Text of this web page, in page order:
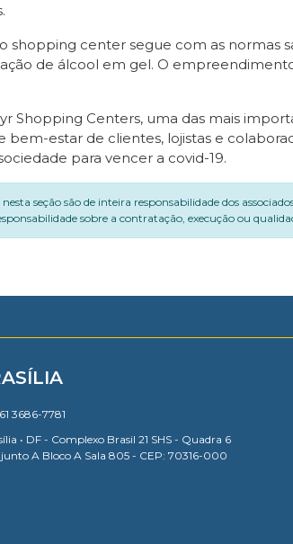
shopping center segue com as normas
de álcool em gel. O
Shopping Centers, uma das mais
estar de clientes, lojistas e
para vencer a covid-19.
seção são de inteira responsabilidade dos
sobre a contratação, execução ou
3686-7781
• DF - Complexo Brasil 21 SHS - Quadra 6
A Bloco A Sala 805 - CEP: 70316-000